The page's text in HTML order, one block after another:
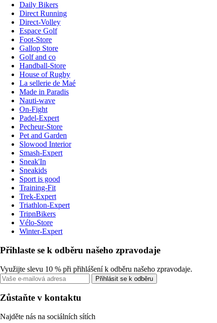
Daily Bikers
Direct Running
Direct-Volley
Espace Golf
Foot-Store
Gallop Store
Golf and co
Handball-Store
House of Rugby
La sellerie de Maé
Made in Paradis
Nauti-wave
On-Fight
Padel-Expert
Pecheur-Store
Pet and Garden
Slowood Interior
Smash-Expert
Sneak'In
Sneakids
Sport is good
Training-Fit
Trek-Expert
Triathlon-Expert
TripnBikers
Vélo-Store
Winter-Expert
Přihlaste se k odběru našeho zpravodaje
Využijte slevu 10 % při přihlášení k odběru našeho zpravodaje.
Přihlásit se k odběru
Zůstaňte v kontaktu
Najděte nás na sociálních sítích